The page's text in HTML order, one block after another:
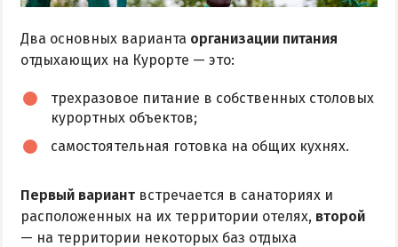
Два основных варианта организации питания
отдыхающих на Курорте — это:
трехразовое питание в собственных столовых
курортных объектов;
самостоятельная готовка на общих кухнях.
Первый вариант встречается в санаториях и
расположенных на их территории отелях, второй
— на территории некоторых баз отдыха